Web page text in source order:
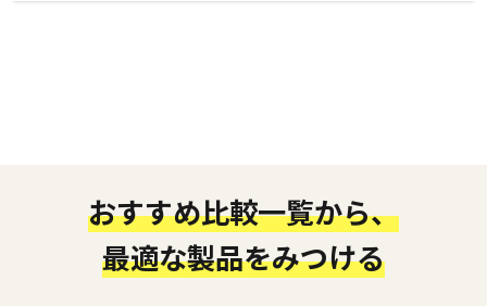
おすすめ比較一覧から、
最適な製品をみつける